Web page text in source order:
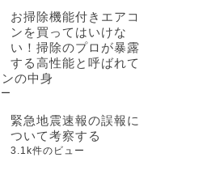
お掃除機能付きエアコ
ンを買ってはいけな
い！掃除のプロが暴露
する高性能と呼ばれて
の中身
緊急地震速報の誤報に
ついて考察する
3.1k件のビュー